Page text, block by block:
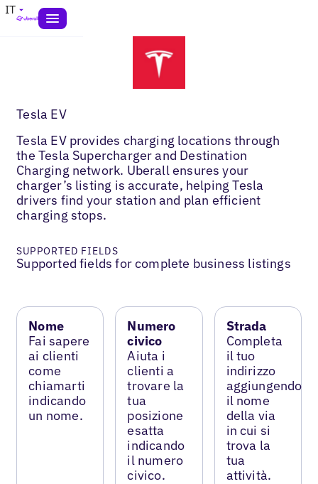
IT
Tesla EV
Tesla EV provides charging locations through
the Tesla Supercharger and Destination
Charging network. Uberall ensures your
charger’s listing is accurate, helping Tesla
drivers find your station and plan efficient
charging stops.
SUPPORTED FIELDS
Supported fields for complete business listings
Nome
Fai sapere
ai clienti
come
chiamarti
indicando
un nome.
Numero
civico
Aiuta i
clienti a
trovare la
tua
posizione
esatta
indicando
il numero
civico.
Strada
Completa
il tuo
indirizzo
aggiungendo
il nome
della via
in cui si
trova la
tua
attività.